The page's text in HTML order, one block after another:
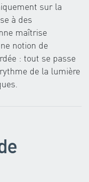
sur la
à des
maîtrise
notion de
: tout se passe
de la lumière